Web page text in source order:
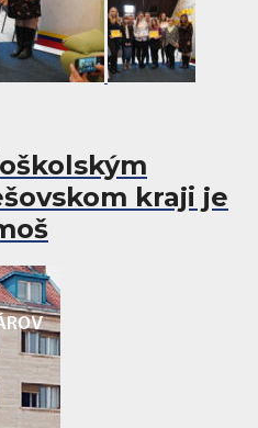
kraji je